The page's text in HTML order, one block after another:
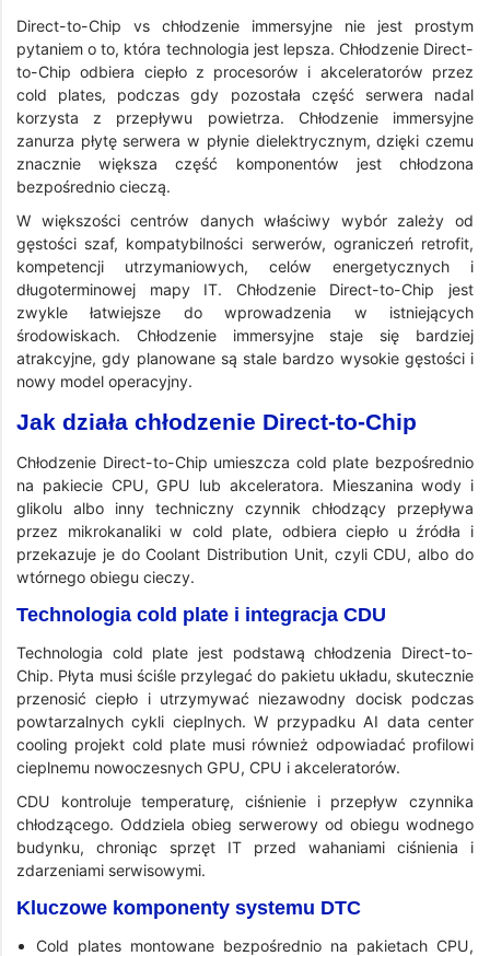
Direct-to-Chip vs chłodzenie immersyjne nie jest prostym
pytaniem o to, która technologia jest lepsza. Chłodzenie Direct-
to-Chip odbiera ciepło z procesorów i akceleratorów przez
cold plates, podczas gdy pozostała część serwera nadal
korzysta z przepływu powietrza. Chłodzenie immersyjne
zanurza płytę serwera w płynie dielektrycznym, dzięki czemu
znacznie większa część komponentów jest chłodzona
bezpośrednio cieczą.
W większości centrów danych właściwy wybór zależy od
gęstości szaf, kompatybilności serwerów, ograniczeń retrofit,
kompetencji utrzymaniowych, celów energetycznych i
długoterminowej mapy IT. Chłodzenie Direct-to-Chip jest
zwykle łatwiejsze do wprowadzenia w istniejących
środowiskach. Chłodzenie immersyjne staje się bardziej
atrakcyjne, gdy planowane są stale bardzo wysokie gęstości i
nowy model operacyjny.
Jak działa chłodzenie Direct-to-Chip
Chłodzenie Direct-to-Chip umieszcza cold plate bezpośrednio
na pakiecie CPU, GPU lub akceleratora. Mieszanina wody i
glikolu albo inny techniczny czynnik chłodzący przepływa
przez mikrokanaliki w cold plate, odbiera ciepło u źródła i
przekazuje je do Coolant Distribution Unit, czyli CDU, albo do
wtórnego obiegu cieczy.
Technologia cold plate i integracja CDU
Technologia cold plate jest podstawą chłodzenia Direct-to-
Chip. Płyta musi ściśle przylegać do pakietu układu, skutecznie
przenosić ciepło i utrzymywać niezawodny docisk podczas
powtarzalnych cykli cieplnych. W przypadku AI data center
cooling projekt cold plate musi również odpowiadać profilowi
cieplnemu nowoczesnych GPU, CPU i akceleratorów.
CDU kontroluje temperaturę, ciśnienie i przepływ czynnika
chłodzącego. Oddziela obieg serwerowy od obiegu wodnego
budynku, chroniąc sprzęt IT przed wahaniami ciśnienia i
zdarzeniami serwisowymi.
Kluczowe komponenty systemu DTC
Cold plates montowane bezpośrednio na pakietach CPU,